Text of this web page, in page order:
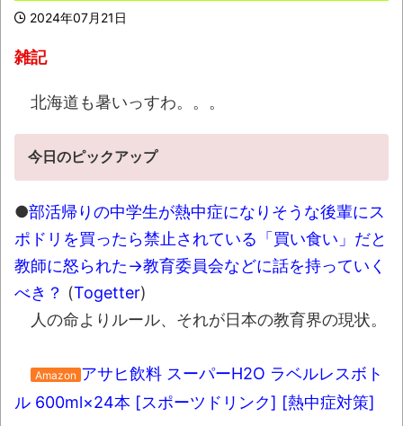
誤って脳幹を摘出された女性､重篤な植物状
明・・・
元ジャンポケ斉藤被告、ガチでぶっ壊れて
「これはレジェンド…」あるX民の暗室から
発掘されたというノベルティグッズが昭和すぎ
るｗｗｗNEW!
深夜に車運転する時信号守ってる？NEW!
【相撲】日本で唯一！「鬢付け油」をつく
る職人の世界！
【珍事】サッカーの試合が原因で交通事故
シカ「全部喰った」 祭り中止 NEW!
【最終日】「一勝千金 6」「MAJOR
2024年07月21日
雑記
北海道も暑いっすわ。。。
今日のピックアップ
●部活帰りの中学生が熱中症になりそうな後輩にス
ポドリを買ったら禁止されている「買い食い」だと
教師に怒られた→教育委員会などに話を持っていく
べき？ (Togetter)
人の命よりルール、それが日本の教育界の現状。
Amazon アサヒ飲料 スーパーH2O ラベルレスボト
ル 600ml×24本 [スポーツドリンク] [熱中症対策]